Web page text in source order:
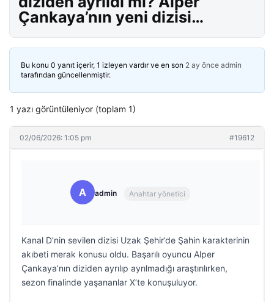
Çankaya’nın yeni dizisi…
Bu konu 0 yanıt içerir, 1 izleyen vardır ve en son 2 ay önce admin
tarafından güncellenmiştir.
1 yazı görüntüleniyor (toplam 1)
02/06/2026: 1:05 pm #19612
A admin Anahtar yönetici
Kanal D’nin sevilen dizisi Uzak Şehir’de Şahin karakterinin
akıbeti merak konusu oldu. Başarılı oyuncu Alper
Çankaya’nın diziden ayrılıp ayrılmadığı araştırılırken,
sezon finalinde yaşananlar X’te konuşuluyor.